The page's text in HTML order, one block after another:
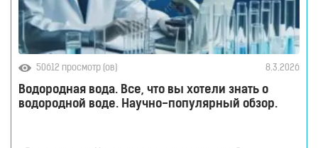
Приборы
световой
терапии
Дезинфекторы
Аксессуары
ИССЛЕДОВАНИЯ
50612 просмотр (ов) 8.3.2026
Водородная вода. Все, что вы хотели знать о
водородной воде. Научно-популярный обзор.